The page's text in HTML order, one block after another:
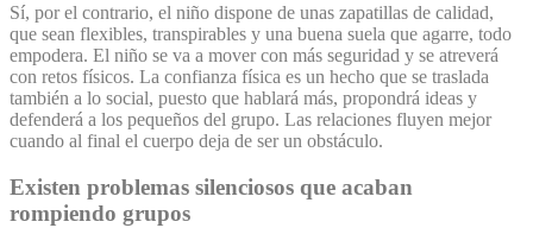
Sí, por el contrario, el niño dispone de unas zapatillas de calidad,
que sean flexibles, transpirables y una buena suela que agarre, todo
empodera. El niño se va a mover con más seguridad y se atreverá
con retos físicos. La confianza física es un hecho que se traslada
también a lo social, puesto que hablará más, propondrá ideas y
defenderá a los pequeños del grupo. Las relaciones fluyen mejor
cuando al final el cuerpo deja de ser un obstáculo.
Existen problemas silenciosos que acaban
rompiendo grupos